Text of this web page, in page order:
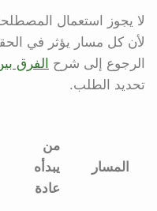
لا يجوز استعمال
لأن كل مسار يؤثر في
الرجوع إلى شرح
الفرق
تحديد الطلب.
المسار
من
يبدأه
عادة